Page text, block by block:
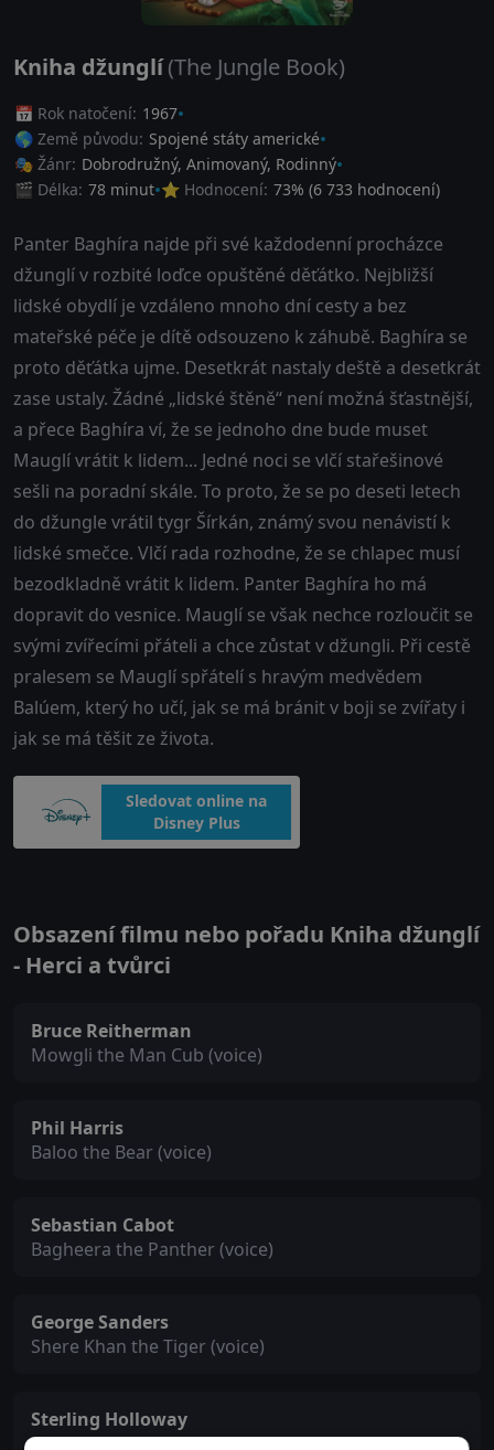
Kniha džunglí(The Jungle Book)
📅 Rok natočení: 1967
🌎 Země původu: Spojené státy americké
🎭 Žánr: Dobrodružný, Animovaný, Rodinný
🎬 Délka: 78 minut ⭐ Hodnocení: 73% (6 733 hodnocení)
Panter Baghíra najde při své každodenní procházce
džunglí v rozbité loďce opuštěné děťátko. Nejbližší
lidské obydlí je vzdáleno mnoho dní cesty a bez
mateřské péče je dítě odsouzeno k záhubě. Baghíra se
proto děťátka ujme. Desetkrát nastaly deště a desetkrát
zase ustaly. Žádné „lidské štěně“ není možná šťastnější,
a přece Baghíra ví, že se jednoho dne bude muset
Mauglí vrátit k lidem... Jedné noci se vlčí stařešinové
sešli na poradní skále. To proto, že se po deseti letech
do džungle vrátil tygr Šírkán, známý svou nenávistí k
lidské smečce. Vlčí rada rozhodne, že se chlapec musí
bezodkladně vrátit k lidem. Panter Baghíra ho má
dopravit do vesnice. Mauglí se však nechce rozloučit se
svými zvířecími přáteli a chce zůstat v džungli. Při cestě
pralesem se Mauglí spřátelí s hravým medvědem
Balúem, který ho učí, jak se má bránit v boji se zvířaty i
jak se má těšit ze života.
Sledovat online na
Disney Plus
Obsazení filmu nebo pořadu Kniha džunglí
- Herci a tvůrci
Bruce Reitherman
Mowgli the Man Cub (voice)
Phil Harris
Baloo the Bear (voice)
Sebastian Cabot
Bagheera the Panther (voice)
George Sanders
Shere Khan the Tiger (voice)
Sterling Holloway
Kaa the Snake (voice)